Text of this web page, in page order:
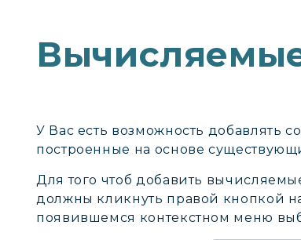
У Вас есть возможность добавлять
построенные на основе
Для того чтоб добавить
должны кликнуть правой кнопкой
появившемся контекстном меню